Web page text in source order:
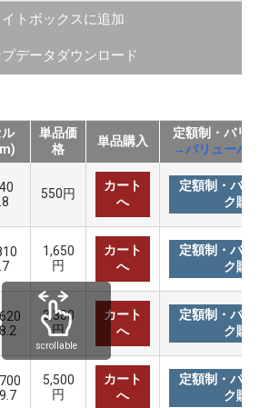
トボックスに追加
プデータダウンロード
単品価
格
単品購入
定額制・バリ
→バリューパ
550円
カート
へ
定額制・バリ
ク購
1,650
円
カート
へ
定額制・バリ
ク購
3,300
円
カート
へ
定額制・バリ
ク購
5,500
円
カート
へ
定額制・バリ
ク購
scrollable